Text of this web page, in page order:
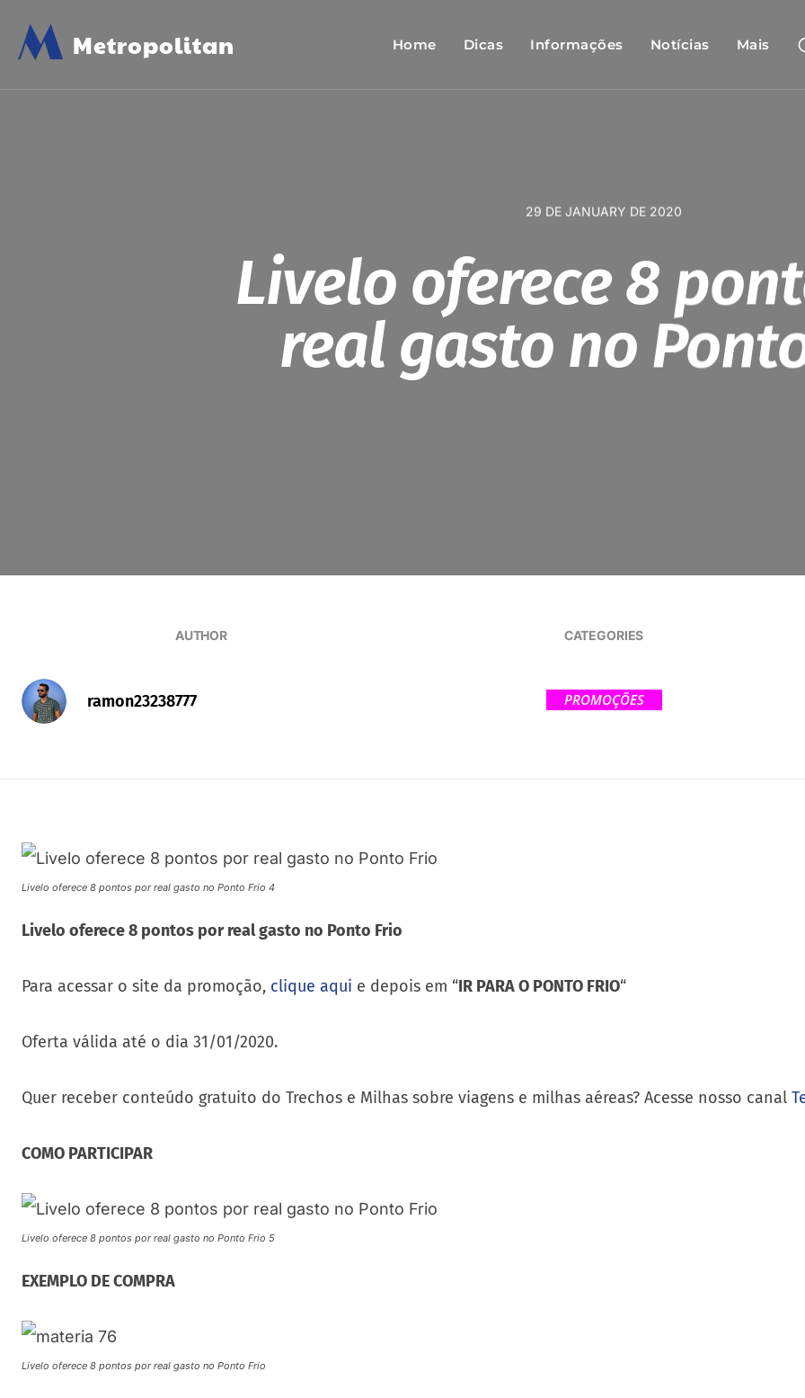
M Metropolitan Home Dicas Informações Notícias Mais
29 DE JANUARY DE 2020
Livelo oferece 8
real gasto no
AUTHOR
ramon23238777
CATEGORIES
PROMOÇÕES
Livelo oferece 8 pontos por real gasto no Ponto Frio 4
Livelo oferece 8 pontos por real gasto no Ponto Frio
Para acessar o site da promoção, clique aqui e depois em “IR PARA O PONTO FRIO“
Oferta válida até o dia 31/01/2020.
Quer receber conteúdo gratuito do Trechos e Milhas sobre viagens e milhas aéreas? Acesse nosso canal
COMO PARTICIPAR
Livelo oferece 8 pontos por real gasto no Ponto Frio 5
EXEMPLO DE COMPRA
Livelo oferece 8 pontos por real gasto no Ponto Frio